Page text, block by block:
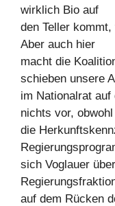
wirklich Bio auf
den Teller
Aber auch hier
macht die
schieben unsere
im Nationalrat
nichts vor, obwohl
die
sich Voglauer
auf dem Rücken